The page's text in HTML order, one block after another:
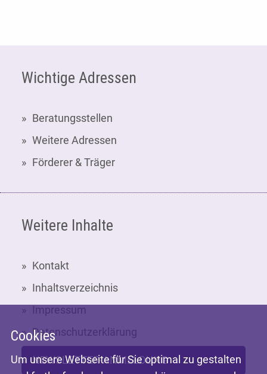
Wichtige Adressen
Beratungsstellen
Weitere Adressen
Förderer & Träger
Weitere Inhalte
Kontakt
Inhaltsverzeichnis
Impressum
Datenschutzerklärung
NEWSLETTER-ANMELDUNG
Cookies
Um unsere Webseite für Sie optimal zu gestalten